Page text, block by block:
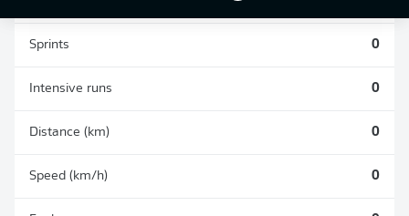
Sprints 0
Intensive runs 0
Distance (km) 0
Speed (km/h) 0